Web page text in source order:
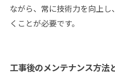
ながら、常に技術力を向上
くことが必要です。
工事後のメンテナンス方法